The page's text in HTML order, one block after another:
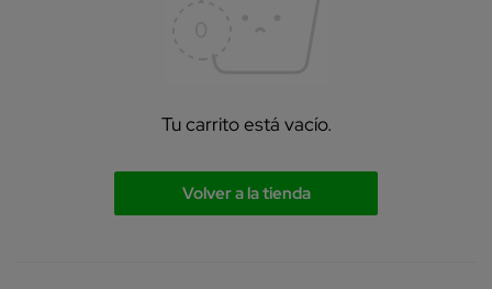
Tu carrito está vacío.
Volver a la tienda